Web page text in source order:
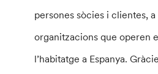
persones sòcies i clientes,
organitzacions que operen
l’habitatge a Espanya.